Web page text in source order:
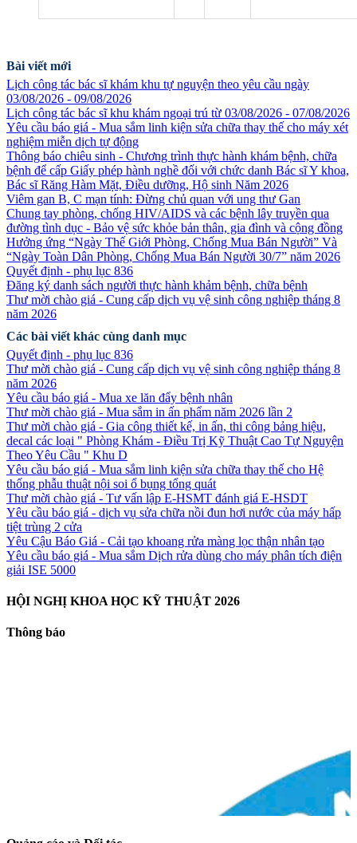
Bài viết mới
Lịch công tác bác sĩ khám khu tự nguyện theo yêu cầu ngày
03/08/2026 - 09/08/2026
Lịch công tác bác sĩ khu khám ngoại trú từ 03/08/2026 - 07/08/2026
Yêu cầu báo giá - Mua sắm linh kiện sửa chữa thay thế cho máy xét
nghiệm miễn dịch tự động
Thông báo chiêu sinh - Chương trình thực hành khám bệnh, chữa
bệnh để cấp Giấy phép hành nghề đối với chức danh Bác sĩ Y khoa,
Bác sĩ Răng Hàm Mặt, Điều dưỡng, Hộ sinh Năm 2026
Viêm gan B, C mạn tính: Đừng chủ quan với ung thư Gan
Chung tay phòng, chống HIV/AIDS và các bệnh lây truyền qua
đường tình dục - Bảo vệ sức khỏe bản thân, gia đình và cộng đồng
Hưởng ứng “Ngày Thế Giới Phòng, Chống Mua Bán Người” Và
“Ngày Toàn Dân Phòng, Chống Mua Bán Người 30/7” năm 2026
Quyết định - phụ lục 836
Đăng ký danh sách người thực hành khảm bệnh, chữa bệnh
Thư mời chào giá - Cung cấp dịch vụ vệ sinh công nghiệp tháng 8
năm 2026
Các bài viết khác cùng danh mục
Quyết định - phụ lục 836
Thư mời chào giá - Cung cấp dịch vụ vệ sinh công nghiệp tháng 8
năm 2026
Yêu cầu báo giá - Mua xe lăn đẩy bệnh nhân
Thư mời chào giá - Mua sắm in ấn phẩm năm 2026 lần 2
Thư mời chào giá - Gia công thiết kế, in ấn, thi công bảng hiệu,
decal các loại " Phòng Khám - Điều Trị Kỹ Thuật Cao Tự Nguyện
Theo Yêu Cầu " Khu D
Yêu cầu báo giá - Mua sắm linh kiện sửa chữa thay thế cho Hệ
thống phẫu thuật nội soi ổ bụng tổng quát
Thư mời chào giá - Tư vấn lập E-HSMT đánh giá E-HSDT
Yêu cầu báo giá - dịch vụ sửa chữa nồi đun hơi nước của máy hấp
tiệt trùng 2 cửa
Yêu Cậu Báo Giá - Cải tạo khoang rửa màng lọc thận nhân tạo
Yêu cầu báo giá - Mua sắm Dịch rửa dùng cho máy phân tích điện
giải ISE 5000
HỘI NGHỊ KHOA HỌC KỸ THUẬT 2026
Thông báo